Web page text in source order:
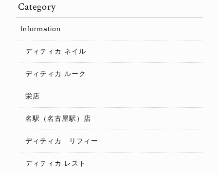
Category
Information
ディティカ ネイル
ディティカ ルーク
栄店
名駅（名古屋駅）店
ディティカ リフィー
ディティカ レスト